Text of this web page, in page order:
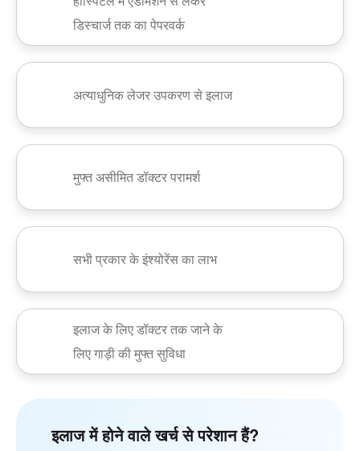
डिस्चार्ज तक का पेपरवर्क
अत्याधुनिक लेजर उपकरण से इलाज
मुफ्त असीमित डॉक्टर परामर्श
सभी प्रकार के इंश्योरेंस का लाभ
इलाज के लिए डॉक्टर तक जाने के
लिए गाड़ी की मुफ्त सुविधा
इलाज में होने वाले खर्च से परेशान हैं?